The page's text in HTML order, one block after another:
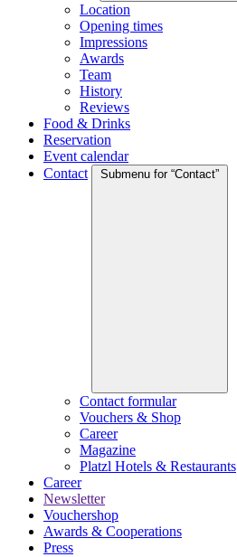
Location
Opening times
Impressions
Awards
Team
History
Reviews
Food & Drinks
Reservation
Event calendar
Contact
Submenu for “Contact”
Contact formular
Vouchers & Shop
Career
Magazine
Platzl Hotels & Restaurants
Career
Newsletter
Vouchershop
Awards & Cooperations
Press